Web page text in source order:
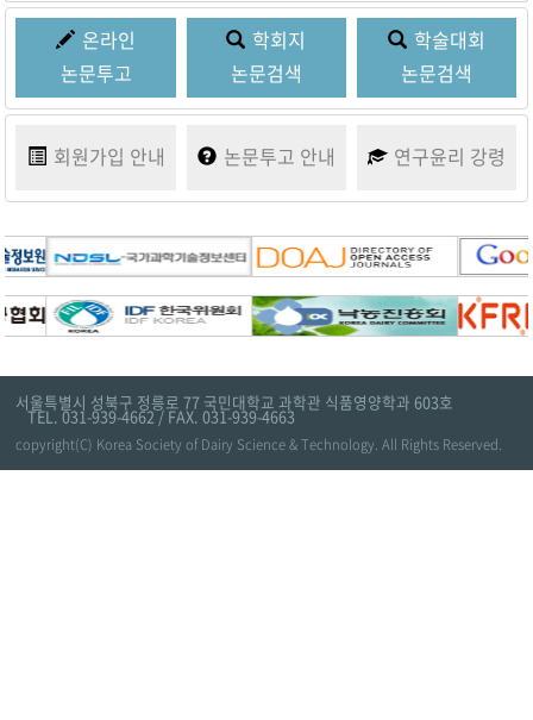
온라인
논문투고
학회지
논문검색
학술대회
논문검색
회원가입 안내 논문투고 안내 연구윤리 강령
서울특별시 성북구 정릉로 77 국민대학교 과학관 식품영양학과 603호
TEL. 031-939-4662 / FAX. 031-939-4663
copyright(C) Korea Society of Dairy Science & Technology. All Rights Reserved.